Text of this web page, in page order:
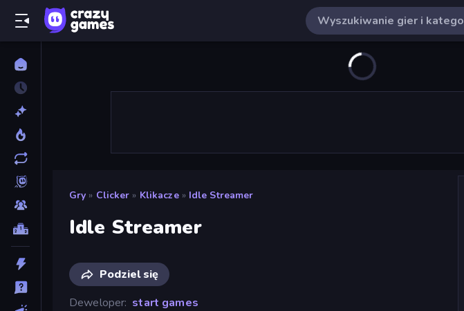
Gry » Clicker » Klikacze » Idle Streamer
Idle Streamer
Podziel się
Deweloper start games